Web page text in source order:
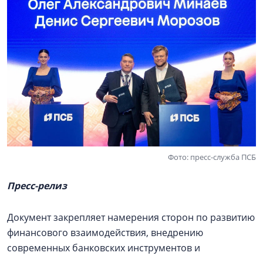
Фото: пресс-служба ПСБ
Пресс-релиз
Документ закрепляет намерения сторон по развитию
финансового взаимодействия, внедрению
современных банковских инструментов и